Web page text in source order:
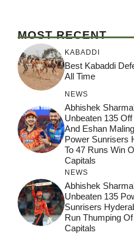
MOST RECENT
KABADDI
Best Kabaddi
All Time
NEWS
Abhishek
Unbeaten 135
And Eshan
Power Sunrisers
To 47 Runs Win
Capitals
NEWS
Abhishek
Unbeaten 135
Sunrisers
Run Thumping
Capitals